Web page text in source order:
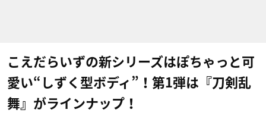
こえだらいずの新シリーズはぽちゃっと可
愛い“しずく型ボディ”！第1弾は『刀剣乱
舞』がラインナップ！